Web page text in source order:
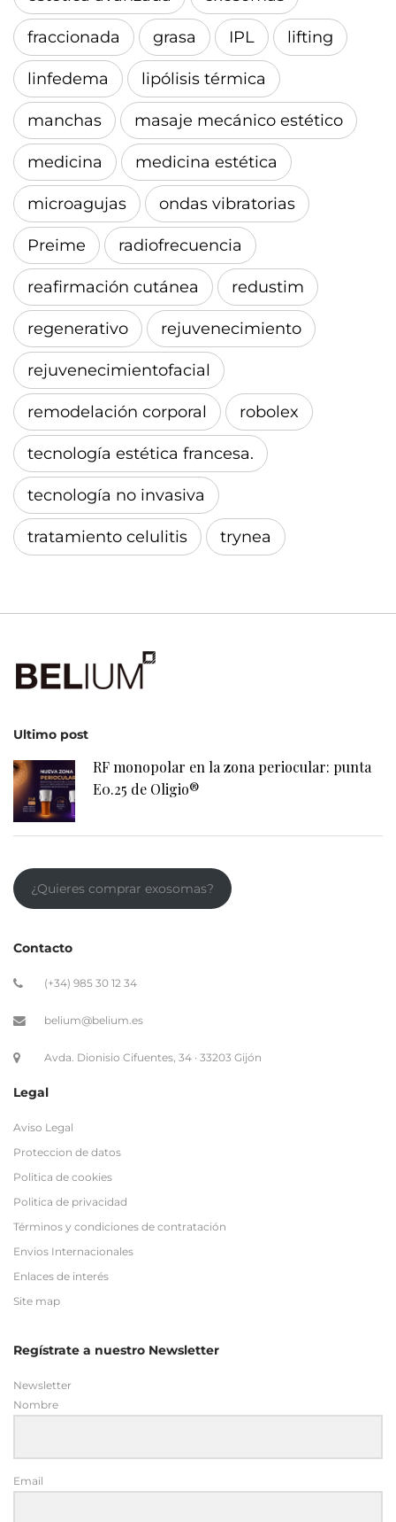
fraccionada grasa IPL lifting
linfedema lipólisis térmica
manchas masaje mecánico estético
medicina medicina estética
microagujas ondas vibratorias
Preime radiofrecuencia
reafirmación cutánea redustim
regenerativo rejuvenecimiento
rejuvenecimientofacial
remodelación corporal robolex
tecnología estética francesa.
tecnología no invasiva
tratamiento celulitis trynea
Ultimo post
RF monopolar en la zona periocular: punta
E0.25 de Oligio®
¿Quieres comprar exosomas?
Contacto
(+34) 985 30 12 34
belium@belium.es
Avda. Dionisio Cifuentes, 34 · 33203 Gijón
Legal
Aviso Legal
Proteccion de datos
Politica de cookies
Politica de privacidad
Términos y condiciones de contratación
Envios Internacionales
Enlaces de interés
Site map
Regístrate a nuestro Newsletter
Newsletter
Nombre
Email